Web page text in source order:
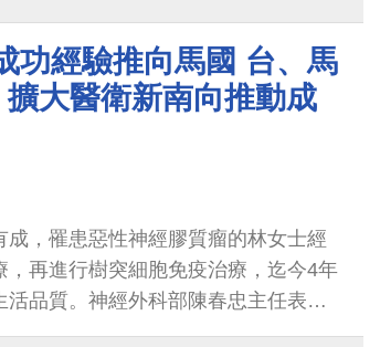
功經驗推向馬國 台、馬
大醫衛新南向推動成
，罹患惡性神經膠質瘤的林女士經
再進行樹突細胞免疫治療，迄今4年
品質。神經外科部陳春忠主任表
人積極樂觀，並搭配先進的細胞治